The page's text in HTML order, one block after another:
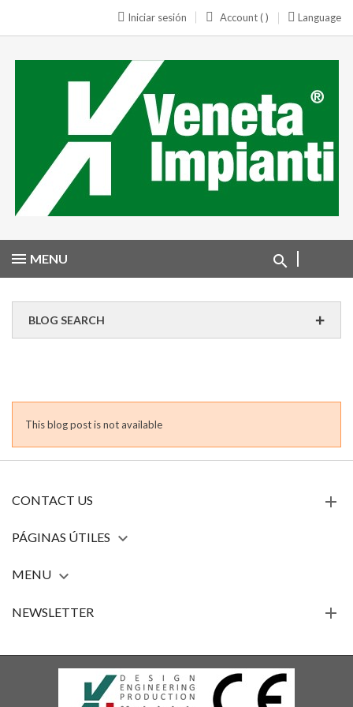
Language
Account ( )
Iniciar sesión
MENU
BLOG SEARCH
This blog post is not available
CONTACT US
PÁGINAS ÚTILES 
MENU 
NEWSLETTER